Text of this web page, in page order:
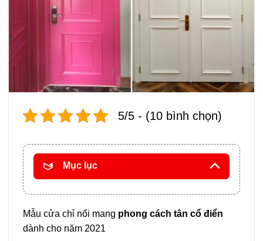
5/5 - (10 bình chọn)
Mục lục
Mẫu cửa chỉ nổi mang phong cách tân cổ điển
dành cho năm 2021